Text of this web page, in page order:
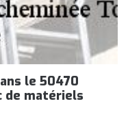
le 50470
de matériels